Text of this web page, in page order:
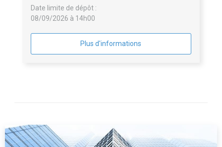
Date limite de dépôt :
08/09/2026 à 14h00
Plus d'informations